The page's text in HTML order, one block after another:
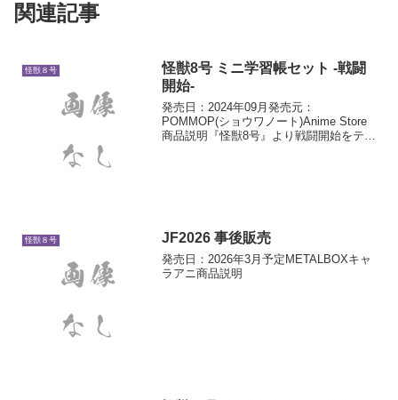
関連記事
怪獣８号
怪獣8号 ミニ学習帳セット -戦闘
開始-
発売日：2024年09月発売元：
POMMOP(ショウワノート)Anime Store
商品説明『怪獣8号』より戦闘開始をテー
怪獣８号 JF2026 事後販売
発売日：2026年3月予定METALBOXキャ
ラアニ商品説明